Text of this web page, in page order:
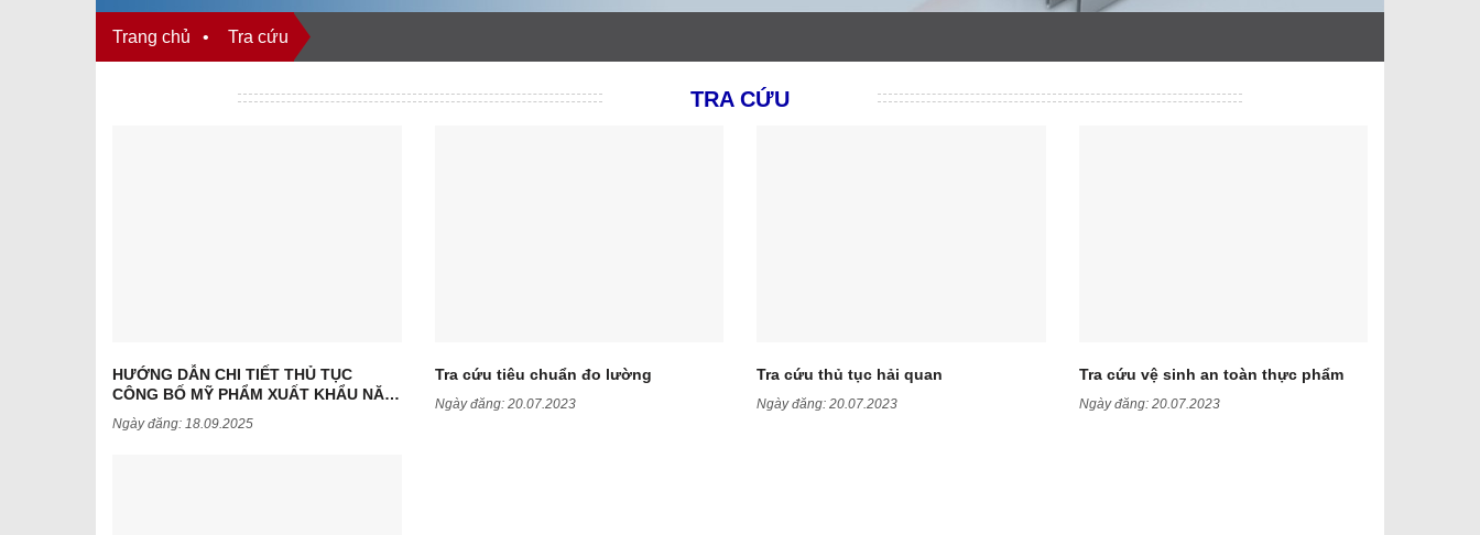
Trang chủ • Tra cứu
TRA CỨU
HƯỚNG DẪN CHI TIẾT THỦ TỤC
CÔNG BỐ MỸ PHẨM XUẤT KHẨU NĂM
2025
Ngày đăng: 18.09.2025
Tra cứu tiêu chuẩn đo lường
Ngày đăng: 20.07.2023
Tra cứu thủ tục hải quan
Ngày đăng: 20.07.2023
Tra cứu vệ sinh an toàn thực phẩm
Ngày đăng: 20.07.2023